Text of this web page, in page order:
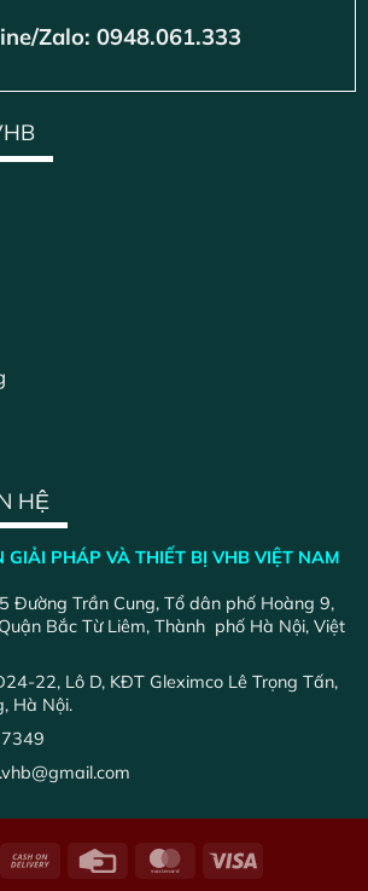
Zalo: 0948.061.333
HỆ
GIẢI PHÁP VÀ THIẾT BỊ VHB VIỆT NAM
Đường Trần Cung, Tổ dân phố Hoàng 9,
Bắc Từ Liêm, Thành phố Hà Nội, Việt
22, Lô D, KĐT Gleximco Lê Trọng Tấn,
Hà Nội.